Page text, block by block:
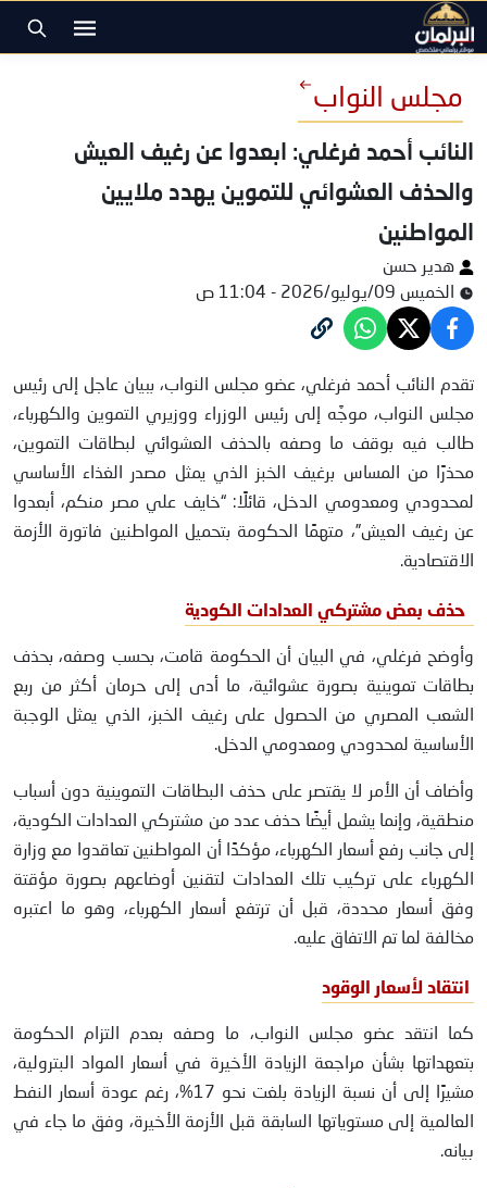
مجلس النواب
النائب أحمد فرغلي: ابعدوا عن رغيف العيش
والحذف العشوائي للتموين يهدد ملايين
المواطنين
هدير حسن
الخميس 09/يوليو/2026 - 11:04 ص
النائب أحمد فرغلي
تقدم النائب أحمد فرغلي، عضو مجلس النواب، ببيان عاجل إلى رئيس
مجلس النواب، موجَّه إلى رئيس الوزراء ووزيري التموين والكهرباء،
طالب فيه بوقف ما وصفه بالحذف العشوائي لبطاقات التموين،
محذرًا من المساس برغيف الخبز الذي يمثل مصدر الغذاء الأساسي
لمحدودي ومعدومي الدخل، قائلًا: “خايف علي مصر منكم، أبعدوا
عن رغيف العيش”، متهمًا الحكومة بتحميل المواطنين فاتورة الأزمة
الاقتصادية.
حذف بعض مشتركي العدادات الكودية
وأوضح فرغلي، في البيان أن الحكومة قامت، بحسب وصفه، بحذف
بطاقات تموينية بصورة عشوائية، ما أدى إلى حرمان أكثر من ربع
الشعب المصري من الحصول على رغيف الخبز، الذي يمثل الوجبة
الأساسية لمحدودي ومعدومي الدخل.
وأضاف أن الأمر لا يقتصر على حذف البطاقات التموينية دون أسباب
منطقية، وإنما يشمل أيضًا حذف عدد من مشتركي العدادات الكودية،
إلى جانب رفع أسعار الكهرباء، مؤكدًا أن المواطنين تعاقدوا مع وزارة
الكهرباء على تركيب تلك العدادات لتقنين أوضاعهم بصورة مؤقتة
وفق أسعار محددة، قبل أن ترتفع أسعار الكهرباء، وهو ما اعتبره
مخالفة لما تم الاتفاق عليه.
انتقاد لأسعار الوقود
كما انتقد عضو مجلس النواب، ما وصفه بعدم التزام الحكومة
بتعهداتها بشأن مراجعة الزيادة الأخيرة في أسعار المواد البترولية،
مشيرًا إلى أن نسبة الزيادة بلغت نحو 17%، رغم عودة أسعار النفط
العالمية إلى مستوياتها السابقة قبل الأزمة الأخيرة، وفق ما جاء في
بيانه.